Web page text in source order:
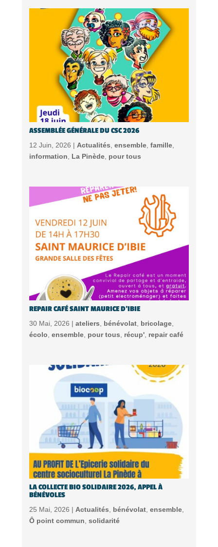
ASSEMBLÉE GÉNÉRALE DU CSC 2026
12 Juin, 2026 | Actualités ensemble, famille,
information
La Pinède, pour tous
REPAIR CAFÉ SAINT MAURICE D’IBIE
30 Mai, 2026 | ateliers bénévolat, bricolage,
écolo ensemble, pour tous récup', repair café
LA COLLECTE BIO SOLIDAIRE 2026, APPEL À
BÉNÉVOLES
25 Mai, 2026 | Actualités bénévolat, ensemble,
Ô point commun solidarité